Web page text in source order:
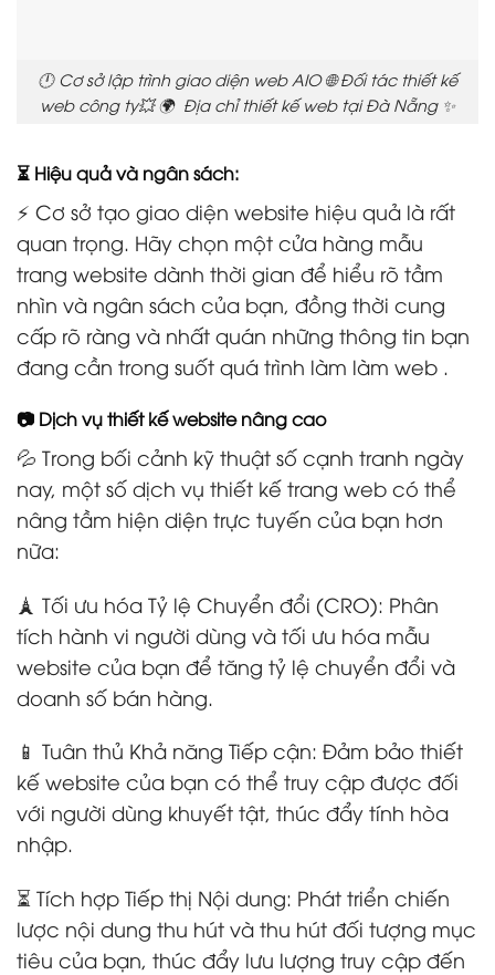
🕛 Cơ sở lập trình giao diện web AIO 🌐 Đối tác thiết kế
web công ty💥 🌍 Địa chỉ thiết kế web tại Đà Nẵng ✨
⏳ Hiệu quả và ngân sách:
⚡ Cơ sở tạo giao diện website hiệu quả là rất
quan trọng. Hãy chọn một cửa hàng mẫu
trang website dành thời gian để hiểu rõ tầm
nhìn và ngân sách của bạn, đồng thời cung
cấp rõ ràng và nhất quán những thông tin bạn
đang cần trong suốt quá trình làm làm web .
📷 Dịch vụ thiết kế website nâng cao
💦 Trong bối cảnh kỹ thuật số cạnh tranh ngày
nay, một số dịch vụ thiết kế trang web có thể
nâng tầm hiện diện trực tuyến của bạn hơn
nữa:
🗼 Tối ưu hóa Tỷ lệ Chuyển đổi (CRO): Phân
tích hành vi người dùng và tối ưu hóa mẫu
website của bạn để tăng tỷ lệ chuyển đổi và
doanh số bán hàng.
📱 Tuân thủ Khả năng Tiếp cận: Đảm bảo thiết
kế website của bạn có thể truy cập được đối
với người dùng khuyết tật, thúc đẩy tính hòa
nhập.
⏳ Tích hợp Tiếp thị Nội dung: Phát triển chiến
lược nội dung thu hút và thu hút đối tượng mục
tiêu của bạn, thúc đẩy lưu lượng truy cập đến